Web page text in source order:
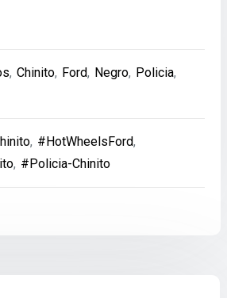
,Chinito, Ford, Negro, Policia,
, #HotWheelsFord,
, #Policia-Chinito